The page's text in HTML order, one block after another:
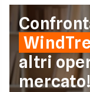
WindTre
altri
mercato!